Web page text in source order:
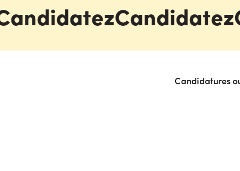
Candidatez
Candidatures